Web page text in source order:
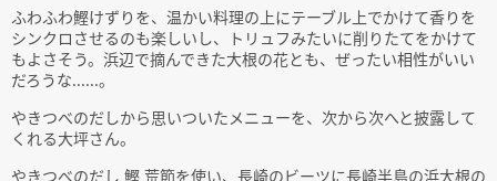
ふわふわ鰹けずりを、温かい料理の上にテーブル上でかけて香りを
シンクロさせるのも楽しいし、トリュフみたいに削りたてをかけて
もよさそう。浜辺で摘んできた大根の花とも、ぜったい相性がいい
だろうな......。
やきつべのだしから思いついたメニューを、次から次へと披露して
くれる大坪さん。
やきつべのだし 鰹 荒節を使い、長崎のビーツに長崎半島の浜大根の